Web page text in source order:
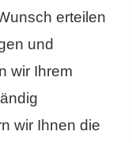
erteilen
und
wir Ihrem
wir Ihnen die